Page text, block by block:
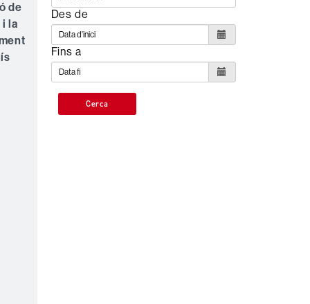
de
la
Des de
Fins a
Cerca